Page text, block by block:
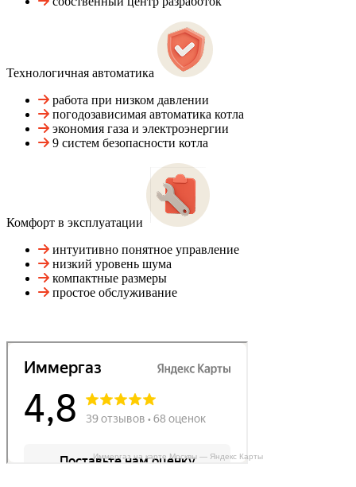
Технологичная автоматика
работа при низком давлении
погодозависимая автоматика котла
экономия газа и электроэнергии
9 систем безопасности котла
Комфорт в эксплуатации
интуитивно понятное управление
низкий уровень шума
компактные размеры
простое обслуживание
Иммергаз на карте Москвы — Яндекс Карты